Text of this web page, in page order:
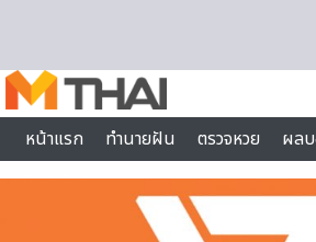
หน้าแรก
ทำนายฝัน ตรวจหวย ผล
ไลฟ์สไตล์